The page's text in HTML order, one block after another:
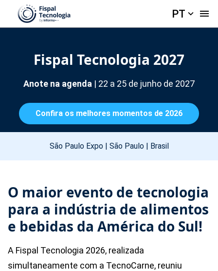
PT
Fispal Tecnologia 2027
Anote na agenda | 22 a 25 de junho de 2027
Confira os melhores momentos de 2026
São Paulo Expo | São Paulo | Brasil
O maior evento de tecnologia
para a indústria de alimentos
e bebidas da América do Sul!
A Fispal Tecnologia 2026, realizada
simultaneamente com a TecnoCarne, reuniu